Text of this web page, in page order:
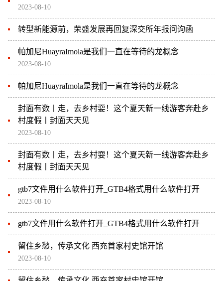
2023-08-10
转型新能源前，荣盛发展再回复深交所年报问询函
帕加尼HuayraImola是我们一直在等待的龙概念
2023-08-10
帕加尼HuayraImola是我们一直在等待的龙概念
封面有数丨走，去乡村耍！这个夏天新一线游客奔赴乡
村度假丨封面天天见
2023-08-10
封面有数丨走，去乡村耍！这个夏天新一线游客奔赴乡
村度假丨封面天天见
gtb7文件用什么软件打开_GTB4格式用什么软件打开
2023-08-10
gtb7文件用什么软件打开_GTB4格式用什么软件打开
留住乡愁，传承文化 西充首家村史馆开馆
2023-08-10